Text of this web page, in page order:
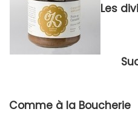
Les
Comme à la Boucherie